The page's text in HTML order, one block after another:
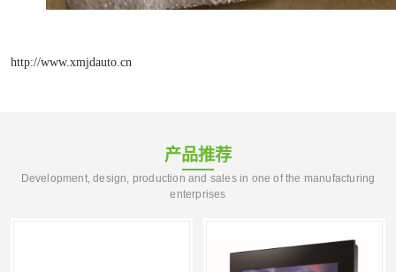
http://www.xmjdauto.cn
产品推荐
Development, design, production and sales in one of the manufacturing
enterprises